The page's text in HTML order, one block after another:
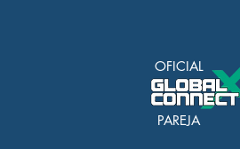
OFICIAL
PAREJA